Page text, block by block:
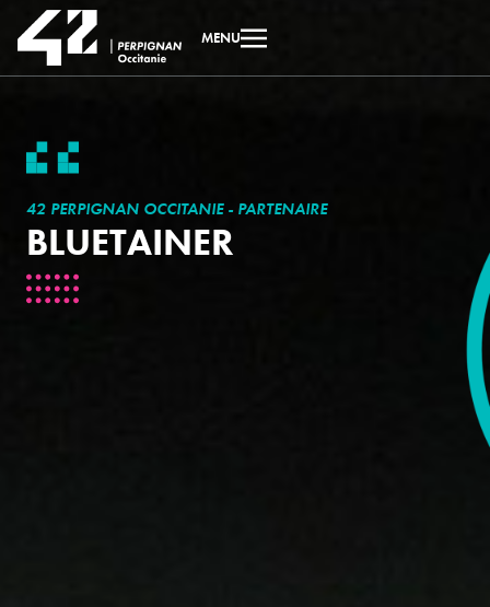
MENU
42 PERPIGNAN OCCITANIE - PARTENAIRE
BLUETAINER